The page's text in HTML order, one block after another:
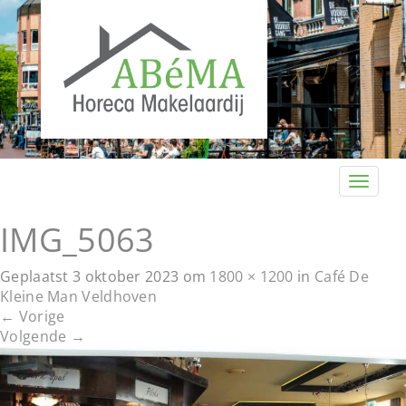
T
e
i
g
IMG_5063
Geplaatst3 oktober 2023 om 1800 × 1200 in Café De
Kleine Man Veldhoven
← Vorige
Volgende →